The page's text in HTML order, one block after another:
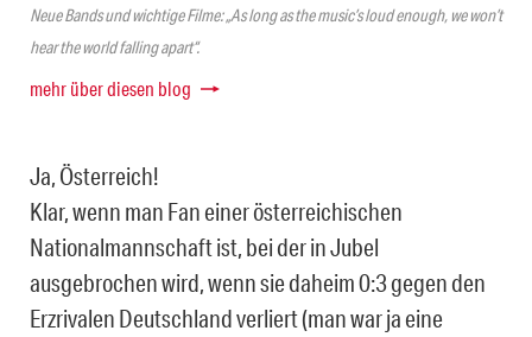
Neue Bands und wichtige Filme: „As long as the music’s loud enough, we won’t
hear the world falling apart“.
mehr über diesen blog
Ja, Österreich!
Klar, wenn man Fan einer österreichischen
Nationalmannschaft ist, bei der in Jubel
ausgebrochen wird, wenn sie daheim 0:3 gegen den
Erzrivalen Deutschland verliert (man war ja eine